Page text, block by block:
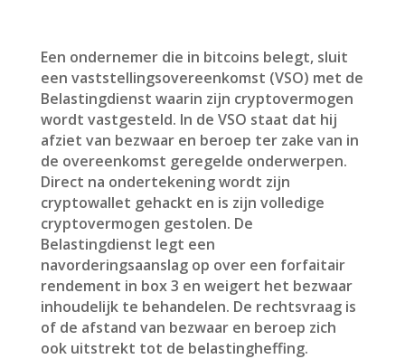
Een ondernemer die in bitcoins belegt, sluit
een vaststellingsovereenkomst (VSO) met de
Belastingdienst waarin zijn cryptovermogen
wordt vastgesteld. In de VSO staat dat hij
afziet van bezwaar en beroep ter zake van in
de overeenkomst geregelde onderwerpen.
Direct na ondertekening wordt zijn
cryptowallet gehackt en is zijn volledige
cryptovermogen gestolen. De
Belastingdienst legt een
navorderingsaanslag op over een forfaitair
rendement in box 3 en weigert het bezwaar
inhoudelijk te behandelen. De rechtsvraag is
of de afstand van bezwaar en beroep zich
ook uitstrekt tot de belastingheffing.